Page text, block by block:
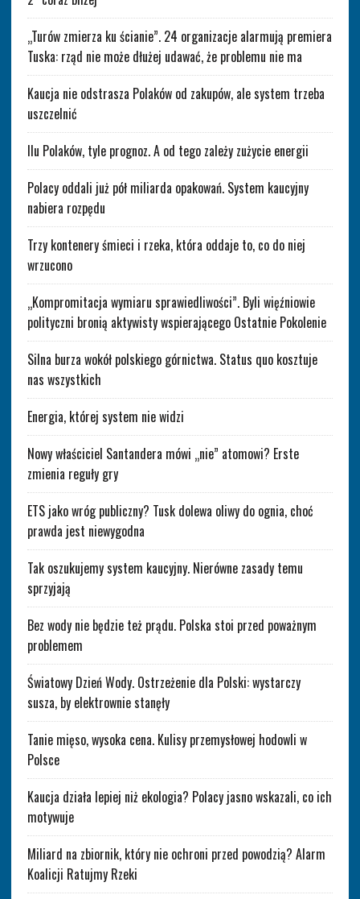
„Turów zmierza ku ścianie”. 24 organizacje alarmują premiera
Tuska: rząd nie może dłużej udawać, że problemu nie ma
Kaucja nie odstrasza Polaków od zakupów, ale system trzeba
uszczelnić
Ilu Polaków, tyle prognoz. A od tego zależy zużycie energii
Polacy oddali już pół miliarda opakowań. System kaucyjny
nabiera rozpędu
Trzy kontenery śmieci i rzeka, która oddaje to, co do niej
wrzucono
„Kompromitacja wymiaru sprawiedliwości”. Byli więźniowie
polityczni bronią aktywisty wspierającego Ostatnie Pokolenie
Silna burza wokół polskiego górnictwa. Status quo kosztuje
nas wszystkich
Energia, której system nie widzi
Nowy właściciel Santandera mówi „nie” atomowi? Erste
zmienia reguły gry
ETS jako wróg publiczny? Tusk dolewa oliwy do ognia, choć
prawda jest niewygodna
Tak oszukujemy system kaucyjny. Nierówne zasady temu
sprzyjają
Bez wody nie będzie też prądu. Polska stoi przed poważnym
problemem
Światowy Dzień Wody. Ostrzeżenie dla Polski: wystarczy
susza, by elektrownie stanęły
Tanie mięso, wysoka cena. Kulisy przemysłowej hodowli w
Polsce
Kaucja działa lepiej niż ekologia? Polacy jasno wskazali, co ich
motywuje
Miliard na zbiornik, który nie ochroni przed powodzią? Alarm
Koalicji Ratujmy Rzeki